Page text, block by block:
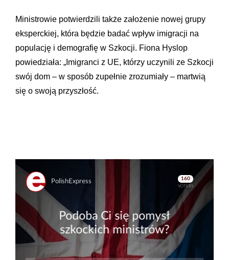
Ministrowie potwierdzili także założenie nowej grupy
eksperckiej, która będzie badać wpływ imigracji na
populację i demografię w Szkocji. Fiona Hyslop
powiedziała: „Imigranci z UE, którzy uczynili ze Szkocji
swój dom – w sposób zupełnie zrozumiały – martwią
się o swoją przyszłość.